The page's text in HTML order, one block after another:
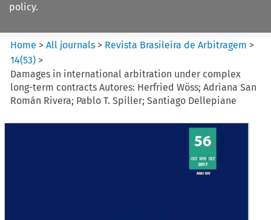
policy.
Home >All journals > Revista Brasileira de Arbitragem >
14(53) >
Damages in international arbitration under complex
long-term contracts Autores: Herfried Wöss; Adriana San
Román Rivera; Pablo T. Spiller; Santiago Dellepiane